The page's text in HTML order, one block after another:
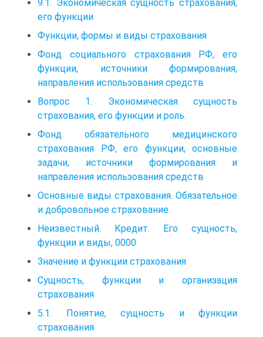
9.1. Экономическая сущность страхования,
его функции
Функции, формы и виды страхования
Фонд социального страхования РФ, его
функции, источники формирования,
направления использования средств
Вопрос 1. Экономическая сущность
страхования, его функции и роль.
Фонд обязательного медицинского
страхования РФ, его функции, основные
задачи, источники формирования и
направления использования средств
Основные виды страхования. Обязательное
и добровольное страхование.
Неизвестный. Кредит. Его сущность,
функции и виды, 0000
Значение и функции страхования
Сущность, функции и организация
страхования
5.1. Понятие, сущность и функции
страхования